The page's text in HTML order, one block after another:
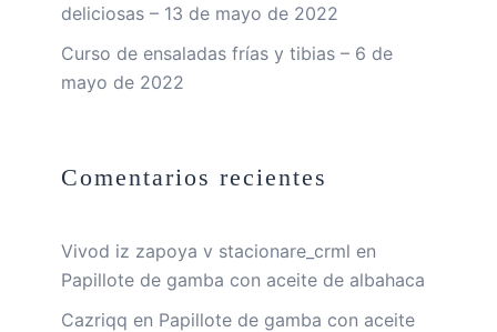
deliciosas – 13 de mayo de 2022
Curso de ensaladas frías y tibias – 6 de
mayo de 2022
Comentarios recientes
Vivod iz zapoya v stacionare_crml en
Papillote de gamba con aceite de albahaca
Cazriqq en Papillote de gamba con aceite